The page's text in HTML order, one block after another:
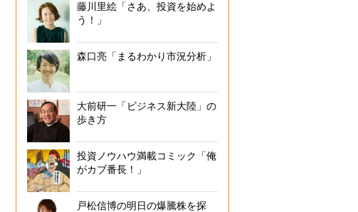
藤川里絵「さあ、投資を始めよ
う！」
森口亮「まるわかり市況分析」
大前研一「ビジネス新大陸」の
歩き方
投資ノウハウ満載コミック「俺
がカブ番長！」
戸松信博の明日の爆騰株を探